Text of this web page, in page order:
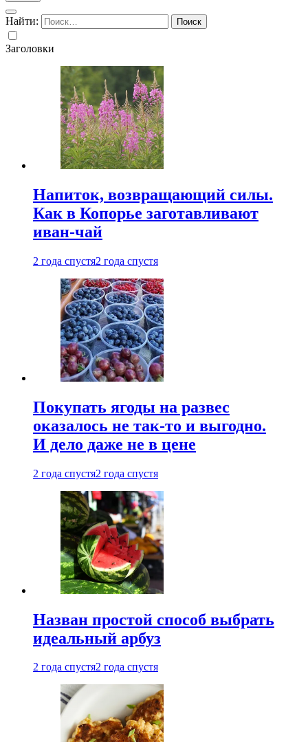
Найти:
Заголовки
Напиток, возвращающий силы.
Как в Копорье заготавливают
иван-чай
2 года спустя2 года спустя
Покупать ягоды на развес
оказалось не так-то и выгодно.
И дело даже не в цене
2 года спустя2 года спустя
Назван простой способ выбрать
идеальный арбуз
2 года спустя2 года спустя